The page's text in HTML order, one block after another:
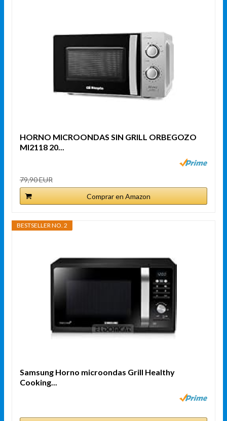
HORNO MICROONDAS SIN GRILL ORBEGOZO
MI2118 20...
79,90 EUR
Comprar en Amazon
BESTSELLER NO. 2
Samsung Horno microondas Grill Healthy
Cooking...